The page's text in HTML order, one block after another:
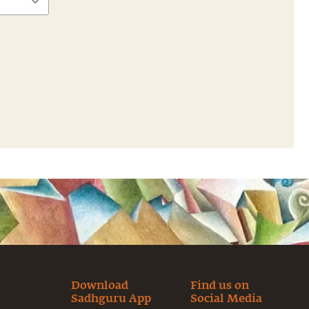
Download
Sadhguru App
Find us on
Social Media